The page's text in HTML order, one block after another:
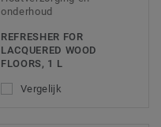
onderhoud
REFRESHER FOR
LACQUERED WOOD
FLOORS, 1 L
Vergelijk